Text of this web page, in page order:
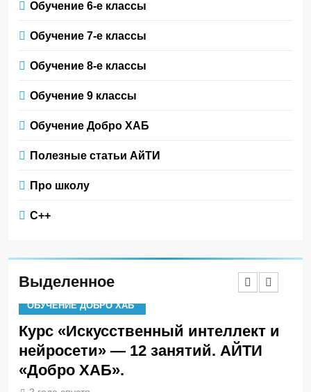
Обучение 6-е классы
Обучение 7-е классы
Обучение 8-е классы
Обучение 9 классы
Обучение Добро ХАБ
Полезные статьи АйТИ
Про школу
С++
Выделенное
ОБУЧЕНИЕ ДОБРО ХАБ
Курс «Искусственный интеллект и
нейросети» — 12 занятий. АЙТИ
«Добро ХАБ».